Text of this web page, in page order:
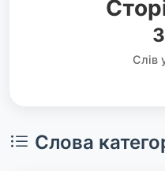
Слів
Слова